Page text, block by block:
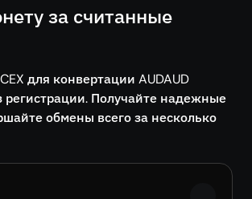
за считанные
для конвертации AUDAUD
регистрации. Получайте надежные
обмены всего за несколько